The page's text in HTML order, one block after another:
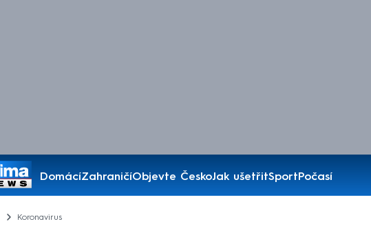
DomácíZahraničíObjevte ČeskoJak ušetřitSportPočasí
Pořady
Koronavirus